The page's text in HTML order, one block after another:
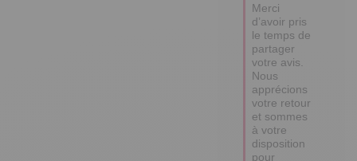
Merci
d’avoir pris
le temps de
partager
votre avis.
Nous
apprécions
votre retour
et sommes
à votre
disposition
pour